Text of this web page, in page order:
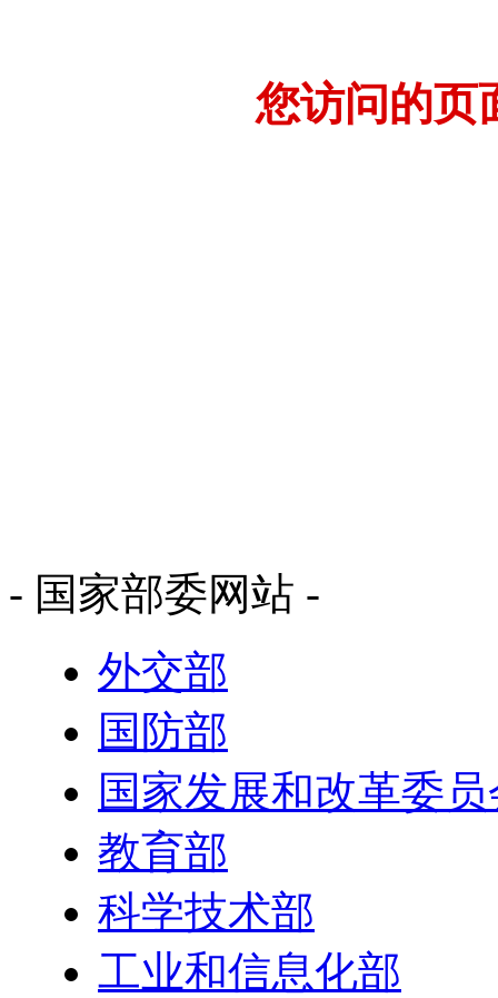
您访问的页
- 国家部委网站 -
外交部
国防部
国家发展和改革委
教育部
科学技术部
工业和信息化部